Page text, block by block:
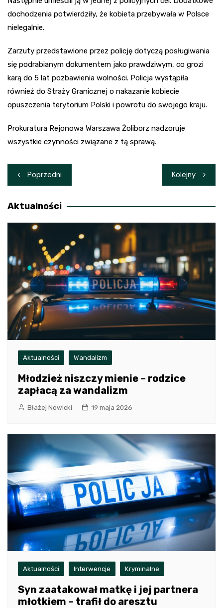
dochodzenia potwierdziły, że kobieta przebywała w Polsce
nielegalnie.
Zarzuty przedstawione przez policję dotyczą posługiwania
się podrabianym dokumentem jako prawdziwym, co grozi
karą do 5 lat pozbawienia wolności. Policja wystąpiła
również do Straży Granicznej o nakazanie kobiecie
opuszczenia terytorium Polski i powrotu do swojego kraju.
Prokuratura Rejonowa Warszawa Żoliborz nadzoruje
wszystkie czynności związane z tą sprawą.
Nawigacja
wpisu
Poprzedni Kolejny
Aktualności
Aktualności Wandalizm
Młodzież niszczy mienie – rodzice
zapłacą za wandalizm
Błażej Nowicki 19 maja 2026
Aktualności Interwencje Kryminalne
Syn zaatakował matkę i jej partnera
młotkiem – trafił do aresztu